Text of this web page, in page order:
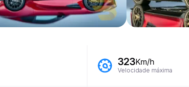
323Km/h
Velocidade máxima